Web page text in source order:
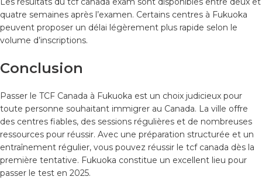
quatre semaines après l’examen. Certains centres à Fukuoka
peuvent proposer un délai légèrement plus rapide selon le
volume d’inscriptions.
Conclusion
Passer le TCF Canada à Fukuoka est un choix judicieux pour
toute personne souhaitant immigrer au Canada. La ville offre
des centres fiables, des sessions régulières et de nombreuses
ressources pour réussir. Avec une préparation structurée et un
entraînement régulier, vous pouvez réussir le tcf canada dès la
première tentative. Fukuoka constitue un excellent lieu pour
passer le test en 2025.